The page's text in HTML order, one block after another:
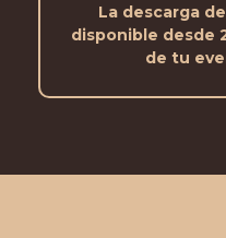
La descarga
disponible desde
de tu